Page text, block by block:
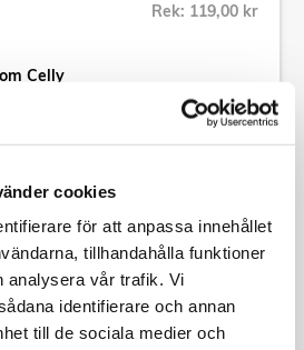
cookies
för att anpassa innehållet
tillhandahålla funktioner
analysera vår trafik. Vi
identifierare och annan
till de sociala medier och
Rek: 119,00 kr
Celly